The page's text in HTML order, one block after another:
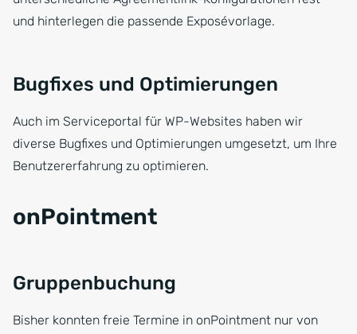
und hinterlegen die passende Exposévorlage.
Bugfixes und Optimierungen
Auch im Serviceportal für WP-Websites haben wir
diverse Bugfixes und Optimierungen umgesetzt, um Ihre
Benutzererfahrung zu optimieren.
onPointment
Gruppenbuchung
Bisher konnten freie Termine in onPointment nur von